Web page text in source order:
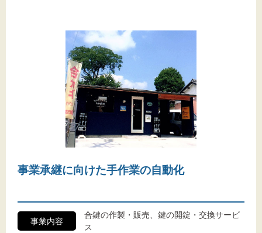
事業承継に向けた手作業の自動化
事業内容
合鍵の作製・販売、鍵の開錠・交換サービ
ス